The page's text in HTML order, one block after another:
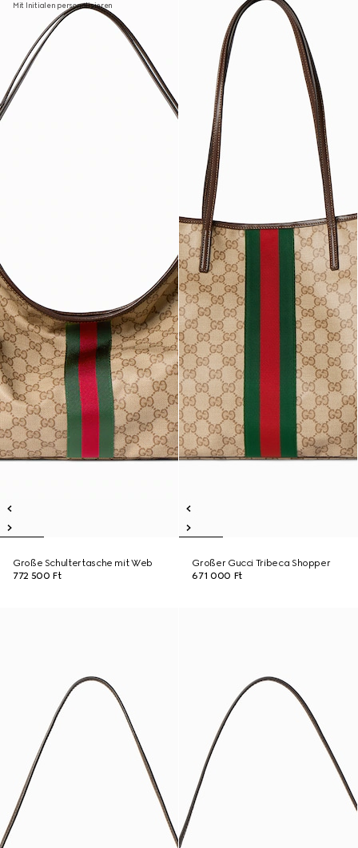
Mit Initialen personalisieren
Große Schultertasche mit Web
772 500 Ft
Großer Gucci Tribeca Shopper
671 000 Ft